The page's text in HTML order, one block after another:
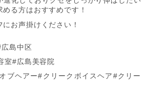
る方はおすすめです！
お声掛けください！
島中区
室#広島美容院
ブヘアー#クリークボイスヘア#クリー